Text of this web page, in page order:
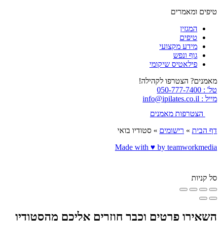
טיפים ומאמרים
המגזין
טיפים
מידע מקצועי
גוף ונפש
פילאטיס שיקומי
מאמנים? הצטרפו לקהילה!
טל' : 050-777-7400
מייל : info@ipilates.co.il
הצטרפות מאמנים
דף הבית » רישומים » סטודיו בואי
Made with ♥️ by teamworkmedia
סל קניות
השאירו פרטים וכבר חוזרים אליכם מהסטודיו